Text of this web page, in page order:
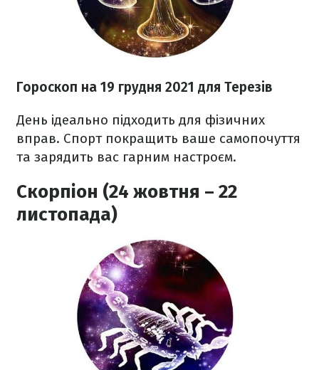
Гороскоп на 19 грудня 2021 для Терезів
День ідеально підходить для фізичних
вправ. Спорт покращить ваше самопочуття
та зарядить вас гарним настроєм.
Скорпіон (24 жовтня – 22
листопада)